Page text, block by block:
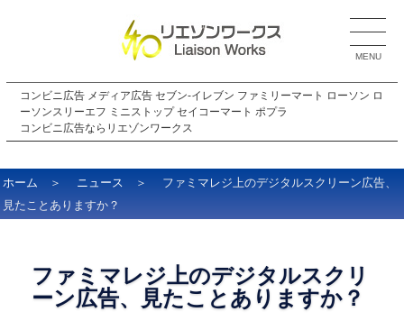
MENU
コンビニ広告 メディア広告 セブン-イレブン ファミリーマート ローソン ロ
ーソンスリーエフ ミニストップ セイコーマート ポプラ
コンビニ広告ならリエゾンワークス
ホーム ＞ ニュース ＞ ファミマレジ上のデジタルスクリーン広告、
見たことありますか？
ファミマレジ上のデジタルスクリ
ーン広告、見たことありますか？